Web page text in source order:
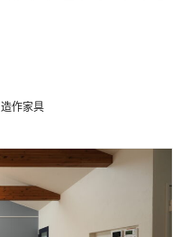
造作家具